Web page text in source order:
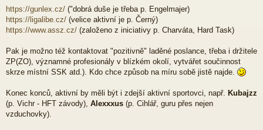
k
https://gunlex.cz/ ("dobrá duše je třeba p. Engelmajer)
https://ligalibe.cz/ (velice aktivní je p. Černý)
https://www.assz.cz/ (založeno z iniciativy p. Charváta, Hard Task)
Pak je možno též kontaktovat "pozitivně" laděné poslance, třeba i držitele
ZP(ZO), významné profesionály v blízkém okolí, vytvářet součinnost
skrze místní SSK atd.). Kdo chce způsob na míru sobě jistě najde.
Konec konců, aktivní by měli být i zdejší aktivní sportovci, např. Kubajzz
(p. Vichr - HFT závody), Alexxxus (p. Cihlář, guru přes nejen
vzduchovky).